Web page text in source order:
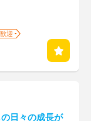
迎
の日々の成長が